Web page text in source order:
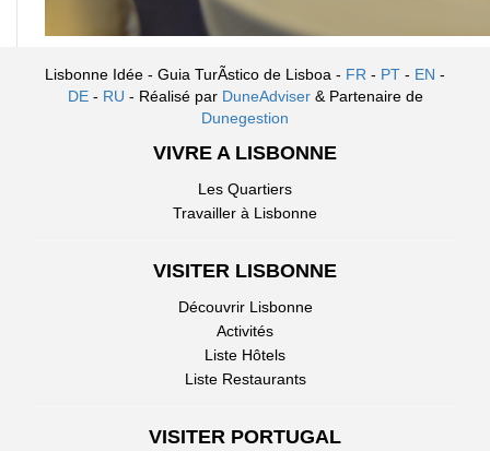
Lisbonne Idée - Guia TurÃ­stico de Lisboa - FR - PT - EN -
DE- RU - Réalisé par DuneAdviser & Partenaire de
Dunegestion
VIVRE A LISBONNE
Les Quartiers
Travailler à Lisbonne
VISITER LISBONNE
Découvrir Lisbonne
Activités
Liste Hôtels
Liste Restaurants
VISITER PORTUGAL